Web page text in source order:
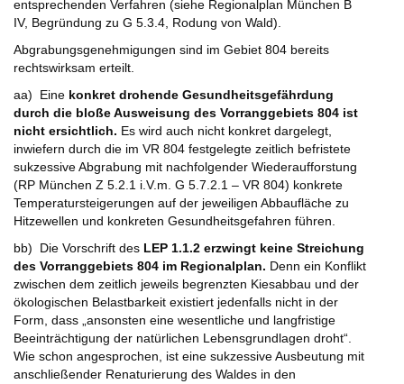
entsprechenden Verfahren (siehe Regionalplan München B
IV, Begründung zu G 5.3.4, Rodung von Wald).
Abgrabungsgenehmigungen sind im Gebiet 804 bereits
rechtswirksam erteilt.
aa) Eine konkret drohende Gesundheitsgefährdung
durch die bloße Ausweisung des Vorranggebiets 804 ist
nicht ersichtlich. Es wird auch nicht konkret dargelegt,
inwiefern durch die im VR 804 festgelegte zeitlich befristete
sukzessive Abgrabung mit nachfolgender Wiederaufforstung
(RP München Z 5.2.1 i.V.m. G 5.7.2.1 – VR 804) konkrete
Temperatursteigerungen auf der jeweiligen Abbaufläche zu
Hitzewellen und konkreten Gesundheitsgefahren führen.
bb) Die Vorschrift des LEP 1.1.2 erzwingt keine Streichung
des Vorranggebiets 804 im Regionalplan. Denn ein Konflikt
zwischen dem zeitlich jeweils begrenzten Kiesabbau und der
ökologischen Belastbarkeit existiert jedenfalls nicht in der
Form, dass „ansonsten eine wesentliche und langfristige
Beeinträchtigung der natürlichen Lebensgrundlagen droht“.
Wie schon angesprochen, ist eine sukzessive Ausbeutung mit
anschließender Renaturierung des Waldes in den